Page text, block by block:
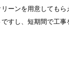
ーンを用意しても
すし、短期間で工